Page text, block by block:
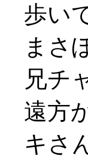
歩い
まさ
兄チ
遠方
キさ